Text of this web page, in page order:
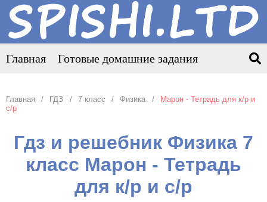
Главная Готовые домашние задания
Главная ГДЗ 7 класс Физика
Марон - Тетрадь для к/р и
с/р
Гдз и решебник Физика 7
класс Марон - Тетрадь
для к/р и с/р